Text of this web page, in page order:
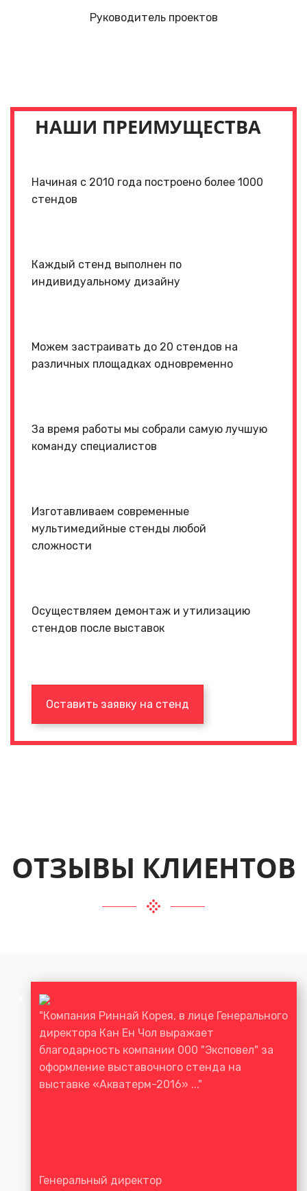
Руководитель проектов
НАШИ ПРЕИМУЩЕСТВА
Начиная с 2010 года построено более 1000
стендов
Каждый стенд выполнен по
индивидуальному дизайну
Можем застраивать до 20 стендов на
различных площадках одновременно
За время работы мы собрали самую лучшую
команду специалистов
Изготавливаем современные
мультимедийные стенды любой
сложности
Осуществляем демонтаж и утилизацию
стендов после выставок
Оставить заявку на стенд
ОТЗЫВЫ КЛИЕНТОВ
"Компания Риннай Корея, в лице Генерального
директора Кан Ен Чол выражает
благодарность компании 000 "Эксповел" за
оформление выставочного стенда на
выставке «Акватерм-2016» ..."
Генеральный директор